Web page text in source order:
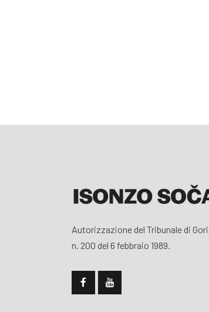
Autorizzazione del Tribunale di
n. 200 del 6 febbraio 1989.